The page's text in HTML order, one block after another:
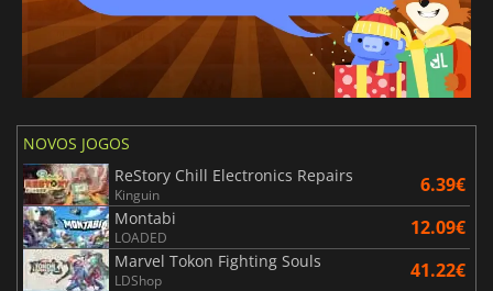
NOVOS JOGOS
ReStory Chill Electronics Repairs
Kinguin 6.39€
Montabi
LOADED 12.09€
Marvel Tokon Fighting Souls
LDShop 41.22€